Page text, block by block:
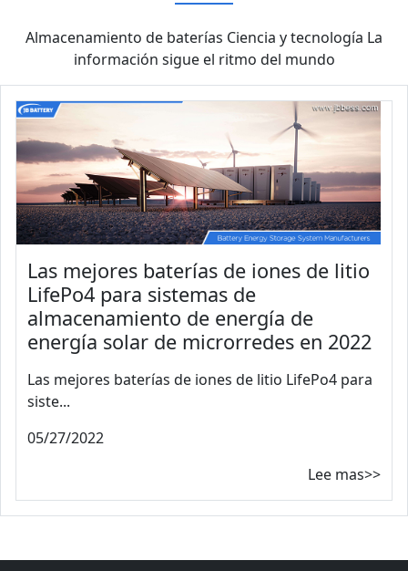
Almacenamiento de baterías Ciencia y tecnología La
información sigue el ritmo del mundo
Las mejores baterías de iones de litio
LifePo4 para sistemas de
almacenamiento de energía de
energía solar de microrredes en 2022
Las mejores baterías de iones de litio LifePo4 para
siste...
05/27/2022
Lee mas>>